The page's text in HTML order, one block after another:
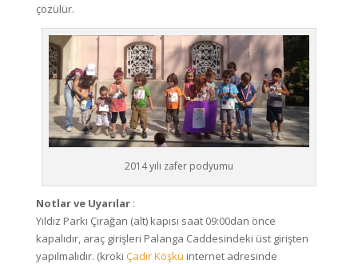
çözülür.
2014 yılı zafer podyumu
Notlar ve Uyarılar:
Yıldız Parkı Çırağan (alt) kapısı saat 09:00dan önce
kapalıdır, araç girişleri Palanga Caddesindeki üst girişten
yapılmalıdır. (kroki Çadır Köşkü internet adresinde